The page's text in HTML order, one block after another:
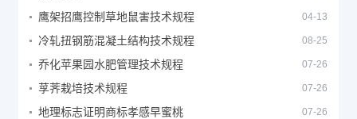
鹰架招鹰控制草地鼠害技术规程 04-13
冷轧扭钢筋混凝土结构技术规程 08-25
乔化苹果园水肥管理技术规程 07-26
莩荠栽培技术规程 07-26
地理标志证明商标孝感早蜜桃 07-26